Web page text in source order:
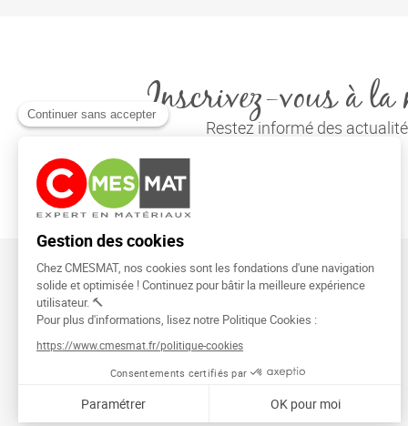
Inscrivez-vous à la
Restez informé des
CMESMAT
91026 EVRY COURCOURONNES